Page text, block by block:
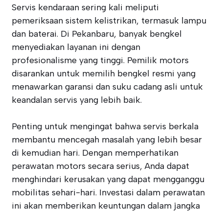
Servis kendaraan sering kali meliputi
pemeriksaan sistem kelistrikan, termasuk lampu
dan baterai. Di Pekanbaru, banyak bengkel
menyediakan layanan ini dengan
profesionalisme yang tinggi. Pemilik motors
disarankan untuk memilih bengkel resmi yang
menawarkan garansi dan suku cadang asli untuk
keandalan servis yang lebih baik.
Penting untuk mengingat bahwa servis berkala
membantu mencegah masalah yang lebih besar
di kemudian hari. Dengan memperhatikan
perawatan motors secara serius, Anda dapat
menghindari kerusakan yang dapat mengganggu
mobilitas sehari-hari. Investasi dalam perawatan
ini akan memberikan keuntungan dalam jangka